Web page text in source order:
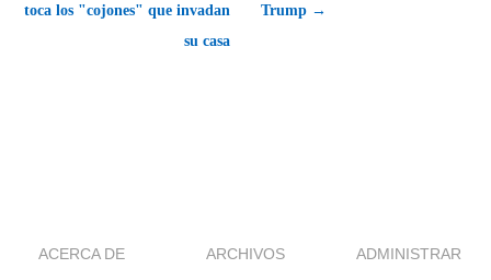
toca los "cojones" que invadan
su casa
Trump →
ACERCA DE ARCHIVOS ADMINISTRAR